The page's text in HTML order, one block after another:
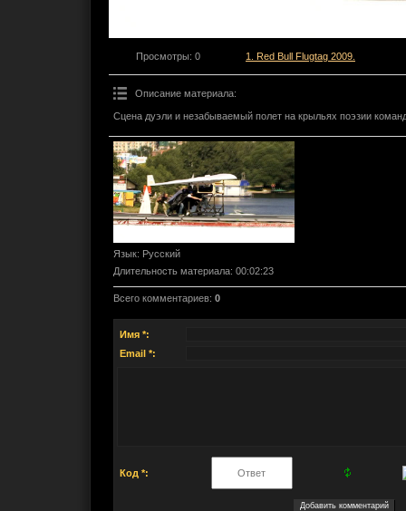
Просмотры: 0 1. Red Bull Flugtag 2009.
Описание материала:
Сцена дуэли и незабываемый полет на крыльях поэзии
Язык: Русский
Длительность материала: 00:02:23
Всего комментариев: 0
Имя *:
Email *:
Код *: